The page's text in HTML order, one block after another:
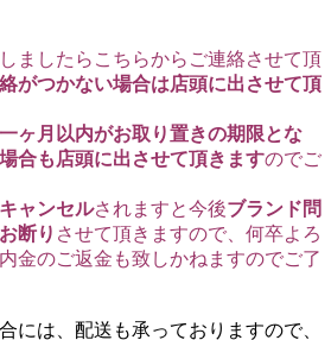
ましたらこちらからご連絡させて頂
がつかない場合は店頭に出させて頂
ヶ月以内がお取り置きの期限とな
合も店頭に出させて頂きますのでご
ャンセルされますと今後ブランド問
断り させて頂きますので、何卒よろ
金のご返金も致しかねますのでご了
には、配送も承っておりますので、